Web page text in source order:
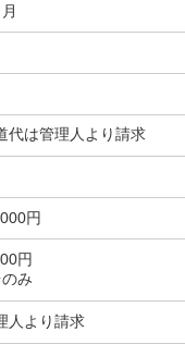
代は管理人より請求
円
円
み
人より請求